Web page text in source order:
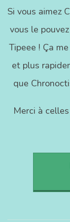
Si vous aimez
vous le
Tipeee ! Ça
et plus
que
Merci à